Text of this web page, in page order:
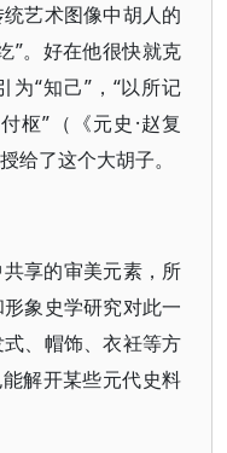
艺术图像中胡人的
”。好在他很快就克
为“知己”，“以所记
枢”（《元史·赵复
给了这个大胡子。
享的审美元素，所
象史学研究对此一
、帽饰、衣衽等方
解开某些元代史料